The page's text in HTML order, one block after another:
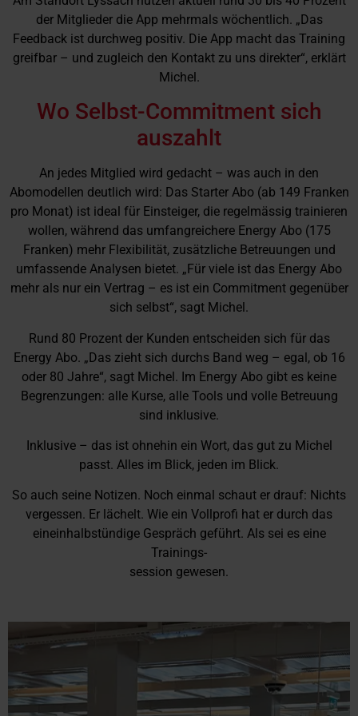
der Mitglieder die App mehrmals wöchentlich. „Das
Feedback ist durchweg positiv. Die App macht das Training
greifbar – und zugleich den Kontakt zu uns direkter“, erklärt
Michel.
Wo Selbst-Commitment sich
auszahlt
An jedes Mitglied wird gedacht – was auch in den
Abomodellen deutlich wird: Das Starter Abo (ab 149 Franken
pro Monat) ist ideal für Einsteiger, die regelmässig trainieren
wollen, während das umfangreichere Energy Abo (175
Franken) mehr Flexibilität, zusätzliche Betreuungen und
umfassende Analysen bietet. „Für viele ist das Energy Abo
mehr als nur ein Vertrag – es ist ein Commitment gegenüber
sich selbst“, sagt Michel.
Rund 80 Prozent der Kunden entscheiden sich für das
Energy Abo. „Das zieht sich durchs Band weg – egal, ob 16
oder 80 Jahre“, sagt Michel. Im Energy Abo gibt es keine
Begrenzungen: alle Kurse, alle Tools und volle Betreuung
sind inklusive.
Inklusive – das ist ohnehin ein Wort, das gut zu Michel
passt. Alles im Blick, jeden im Blick.
So auch seine Notizen. Noch einmal schaut er drauf: Nichts
vergessen. Er lächelt. Wie ein Vollprofi hat er durch das
eineinhalbstündige Gespräch geführt. Als sei es eine
Trainings-
session gewesen.